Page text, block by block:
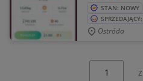
STAN: NOWY
Ostróda